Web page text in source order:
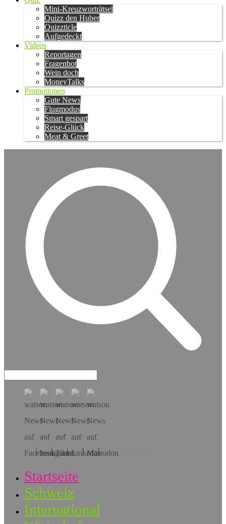
Mini-Kreuzworträtsel
Quizz den Huber
Quizzticle
Aufgedeckt
Videos
Reportagen
Fragenbot
Wein doch
MoneyTalks
Promotionen
Gute News
Flugmodus
Smart gespart
Reise-Glück
Meat & Greet
Hol dir die App!
Startseite
Schweiz
International